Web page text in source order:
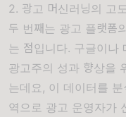
2. 광고 머신러닝의 고
두 번째는 광고 플랫폼
는 점입니다. 구글이나
광고주의 성과 향상을
는데요, 이 데이터를
역으로 광고 운영자가